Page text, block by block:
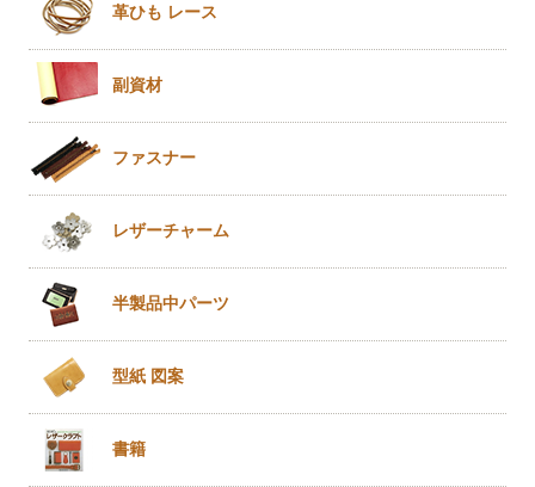
革ひも レース
副資材
ファスナー
レザーチャーム
半製品中パーツ
型紙 図案
書籍